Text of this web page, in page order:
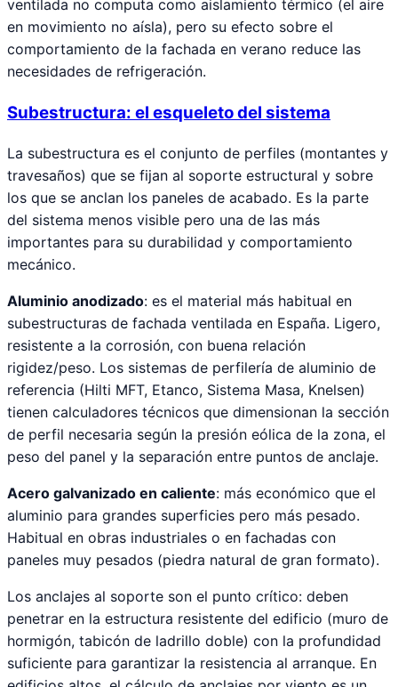
ventilada no computa como aislamiento térmico (el aire
en movimiento no aísla), pero su efecto sobre el
comportamiento de la fachada en verano reduce las
necesidades de refrigeración.
Subestructura: el esqueleto del sistema
La subestructura es el conjunto de perfiles (montantes y
travesaños) que se fijan al soporte estructural y sobre
los que se anclan los paneles de acabado. Es la parte
del sistema menos visible pero una de las más
importantes para su durabilidad y comportamiento
mecánico.
Aluminio anodizado: es el material más habitual en
subestructuras de fachada ventilada en España. Ligero,
resistente a la corrosión, con buena relación
rigidez/peso. Los sistemas de perfilería de aluminio de
referencia (Hilti MFT, Etanco, Sistema Masa, Knelsen)
tienen calculadores técnicos que dimensionan la sección
de perfil necesaria según la presión eólica de la zona, el
peso del panel y la separación entre puntos de anclaje.
Acero galvanizado en caliente: más económico que el
aluminio para grandes superficies pero más pesado.
Habitual en obras industriales o en fachadas con
paneles muy pesados (piedra natural de gran formato).
Los anclajes al soporte son el punto crítico: deben
penetrar en la estructura resistente del edificio (muro de
hormigón, tabicón de ladrillo doble) con la profundidad
suficiente para garantizar la resistencia al arranque. En